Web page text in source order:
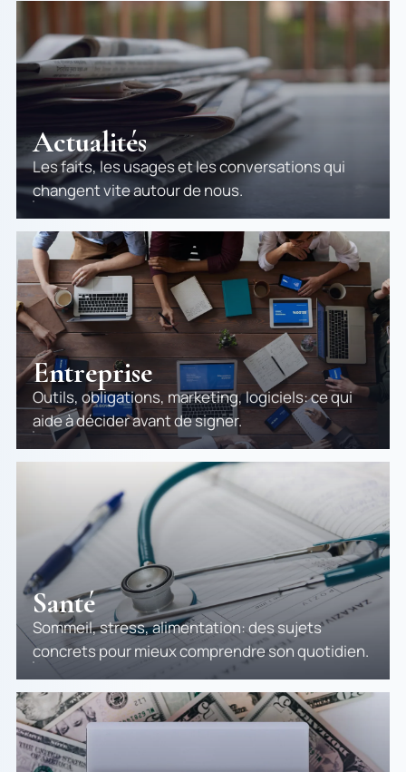
Actualités
Les faits, les usages et les conversations qui
changent vite autour de nous.
Entreprise
Outils, obligations, marketing, logiciels: ce qui
aide à décider avant de signer.
Santé
Sommeil, stress, alimentation: des sujets
concrets pour mieux comprendre son quotidien.